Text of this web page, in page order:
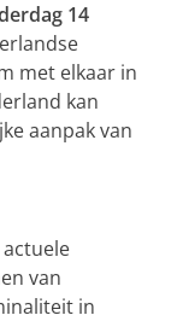
14
met elkaar in
kan
aanpak van
van
in